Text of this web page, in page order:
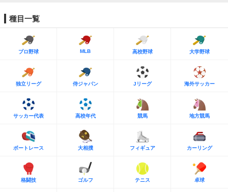
種目一覧
プロ野球 MLB 高校野球 大学野球
独立リーグ 侍ジャパン Jリーグ 海外サッカー
サッカー代表 高校年代 競馬 地方競馬
ボートレース 大相撲 フィギュア カーリング
格闘技 ゴルフ テニス 卓球